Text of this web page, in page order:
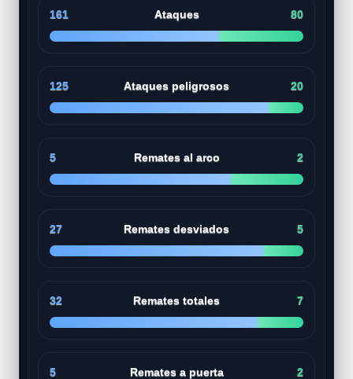
161 Ataques 80
125 Ataques peligrosos 20
5 Remates al arco 2
27 Remates desviados 5
32 Remates totales 7
5 Remates a puerta 2